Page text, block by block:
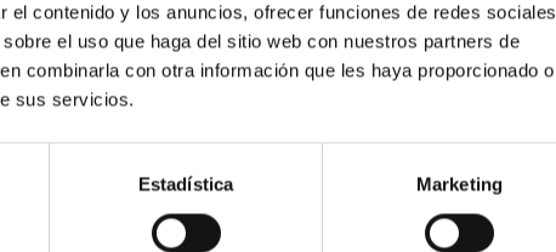
contenido y los anuncios, ofrecer funciones de redes sociales
el uso que haga del sitio web con nuestros partners de
combinarla con otra información que les haya proporcionado o
sus servicios.
Estadística Marketing
Sal
Cieza
Reocín
Colindres
Miera
de Villaverde
Río